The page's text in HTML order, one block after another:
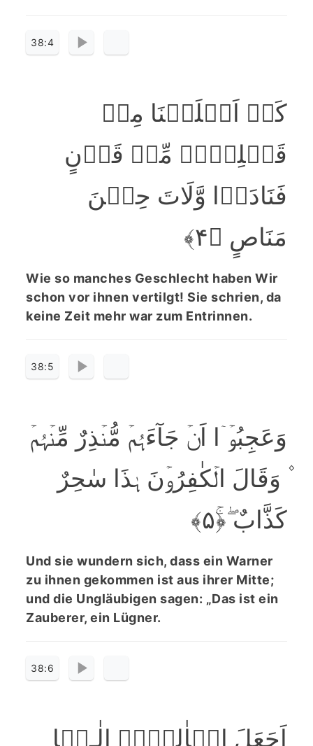
38:4
کَمۡ اَہۡلَکۡنَا مِنۡ
قَبۡلِہِمۡ مِّنۡ قَرۡنٍ
فَنَادَوۡا وَّلَاتَ حِیۡنَ
مَنَاصٍ ﴿۴﴾
Wie so manches Geschlecht haben Wir
schon vor ihnen vertilgt! Sie schrien, da
keine Zeit mehr war zum Entrinnen.
38:5
وَعَجِبُوۡۤا اَنۡ جَآءَہُمۡ مُّنۡذِرٌ مِّنۡہُمۡ
۫ وَقَالَ الۡکٰفِرُوۡنَ ہٰذَا سٰحِرٌ
کَذَّابٌ ۖ﴿ۚ۵﴾
Und sie wundern sich, dass ein Warner
zu ihnen gekommen ist aus ihrer Mitte;
und die Ungläubigen sagen: „Das ist ein
Zauberer, ein Lügner.
38:6
اَجَعَلَ الۡاٰلِہَۃَ اِلٰـہًا